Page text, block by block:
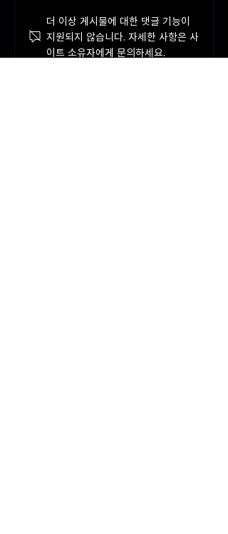
뉴로메카, AI 기반 무정전 활
선작업 무인화 로봇 개발과
제 선정
더 이상 게시물에 대한 댓글 기능이
지원되지 않습니다. 자세한 사항은 사
이트 소유자에게 문의하세요.